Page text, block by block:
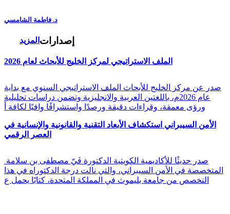
د. فاطمة الشامسي
المزيد إصدارات
الملف الاستراتيجي لمركز الخليج للأبحاث لعام 2026
صدر عن مركز الخليج للأبحاث الملف الاستراتيجي السنوي مع بداية
عام 2026م، باللغتين العربية والانجليزية وتضمن دراسات تحليلية
ورؤى معمقة، وقراءات دقيقة ورصدًا واستشرافًا وافيًا لكافة أ
الأمن السيبراني استكشاف الأبعاد التقنية والقانونية والإنسانية في
العصر الرقمي
المتخصصة في الأمن السيبراني، والتي نالت درجة الدكتوراه في هذا
التخصص من جامعة بليموث في المملكة المتحدة، كتابًا يحمل ع